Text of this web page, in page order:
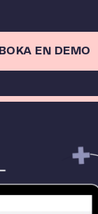
BOKA EN DEMO